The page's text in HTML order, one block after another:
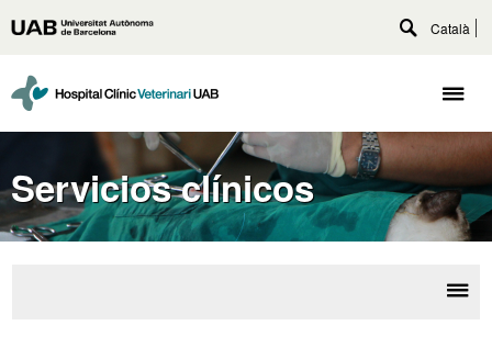
al
principal
Universitat
de
Barcelona
Despliega
Català
Servicios clínicos